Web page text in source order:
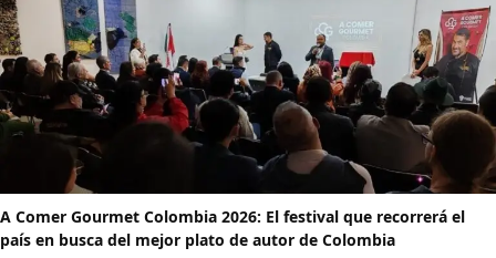
A Comer Gourmet Colombia 2026: El festival que recorrerá el
país en busca del mejor plato de autor de Colombia